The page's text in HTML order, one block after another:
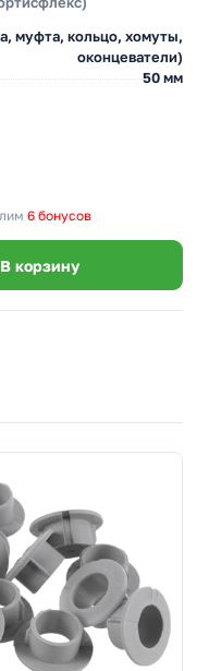
муфта, кольцо, хомуты,
оконцеватели)
50 мм
6 бонусов
В корзину